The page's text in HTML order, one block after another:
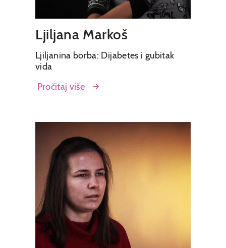
Ljiljana Markoš
Ljiljanina borba: Dijabetes i gubitak
vida
Pročitaj više